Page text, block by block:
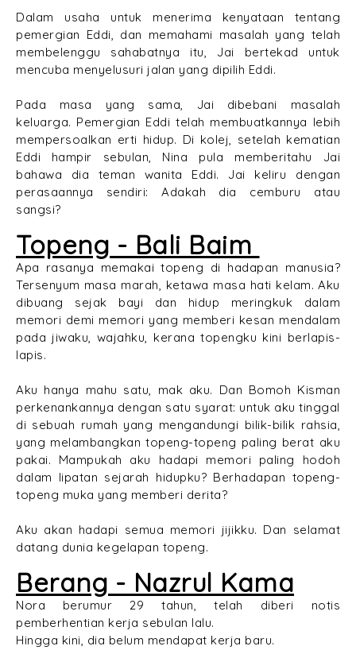
Dalam usaha untuk menerima kenyataan tentang
pemergian Eddi, dan memahami masalah yang telah
membelenggu sahabatnya itu, Jai bertekad untuk
mencuba menyelusuri jalan yang dipilih Eddi.
Pada masa yang sama, Jai dibebani masalah
keluarga. Pemergian Eddi telah membuatkannya lebih
mempersoalkan erti hidup. Di kolej, setelah kematian
Eddi hampir sebulan, Nina pula memberitahu Jai
bahawa dia teman wanita Eddi. Jai keliru dengan
perasaannya sendiri: Adakah dia cemburu atau
sangsi?
Topeng - Bali Baim
Apa rasanya memakai topeng di hadapan manusia?
Tersenyum masa marah, ketawa masa hati kelam. Aku
dibuang sejak bayi dan hidup meringkuk dalam
memori demi memori yang memberi kesan mendalam
pada jiwaku, wajahku, kerana topengku kini berlapis-
lapis.
Aku hanya mahu satu, mak aku. Dan Bomoh Kisman
perkenankannya dengan satu syarat: untuk aku tinggal
di sebuah rumah yang mengandungi bilik-bilik rahsia,
yang melambangkan topeng-topeng paling berat aku
pakai. Mampukah aku hadapi memori paling hodoh
dalam lipatan sejarah hidupku? Berhadapan topeng-
topeng muka yang memberi derita?
Aku akan hadapi semua memori jijikku. Dan selamat
datang dunia kegelapan topeng.
Berang - Nazrul Kama
Nora berumur 29 tahun, telah diberi notis
pemberhentian kerja sebulan lalu.
Hingga kini, dia belum mendapat kerja baru.